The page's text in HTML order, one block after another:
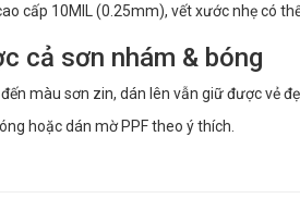
cấp 10MIL (0.25mm), vết xước nhẹ có
cả sơn nhám & bóng
màu sơn zin, dán lên vẫn giữ được vẻ
hoặc dán mờ PPF theo ý thích.